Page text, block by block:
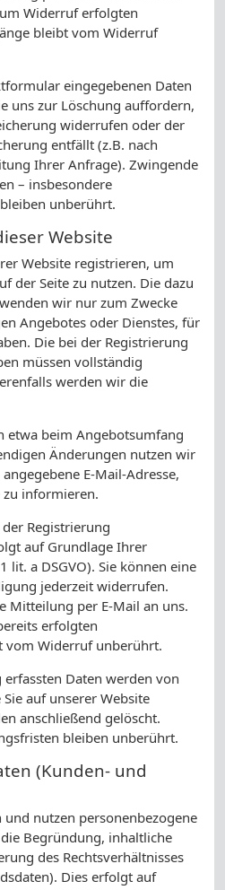
Widerruf erfolgten
bleibt vom Widerruf
eingegebenen Daten
uns zur Löschung auffordern,
widerrufen oder der
entfällt (z.B. nach
Ihrer Anfrage). Zwingende
– insbesondere
unberührt.
Website
Website registrieren, um
der Seite zu nutzen. Die dazu
wir nur zum Zwecke
Angebotes oder Dienstes, für
Die bei der Registrierung
müssen vollständig
werden wir die
etwa beim Angebotsumfang
Änderungen nutzen wir
E-Mail-Adresse,
zu informieren.
Registrierung
auf Grundlage Ihrer
lit. a DSGVO). Sie können eine
jederzeit widerrufen.
Mitteilung per E-Mail an uns.
erfolgten
vom Widerruf unberührt.
Daten werden von
auf unserer Website
anschließend gelöscht.
bleiben unberührt.
(Kunden- und
nutzen personenbezogene
Begründung, inhaltliche
des Rechtsverhältnisses
Dies erfolgt auf